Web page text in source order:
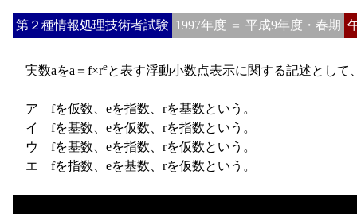
第２種情報処理技術者試験 1997年度 ＝ 平成9年度・春期
実数aをa＝f×reと表す浮動小数点表示に関する記述として
ア fを仮数、eを指数、rを基数という。
イ fを基数、eを仮数、rを指数という。
ウ fを基数、eを指数、rを仮数という。
エ fを指数、eを基数、rを仮数という。